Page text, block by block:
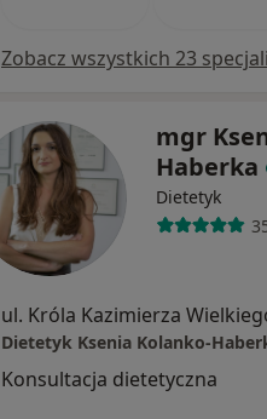
Zobacz wszystkich 23
mgr
Haberka
Dietetyk
Dietetyk Ksenia Kolanko-
Konsultacja dietetyczna